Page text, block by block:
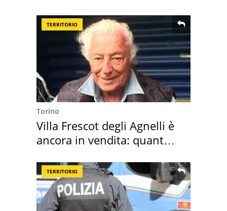
TERRITORIO
Torino
Villa Frescot degli Agnelli è
ancora in vendita: quanto
TERRITORIO